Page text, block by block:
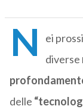
N
ei
diverse
delle